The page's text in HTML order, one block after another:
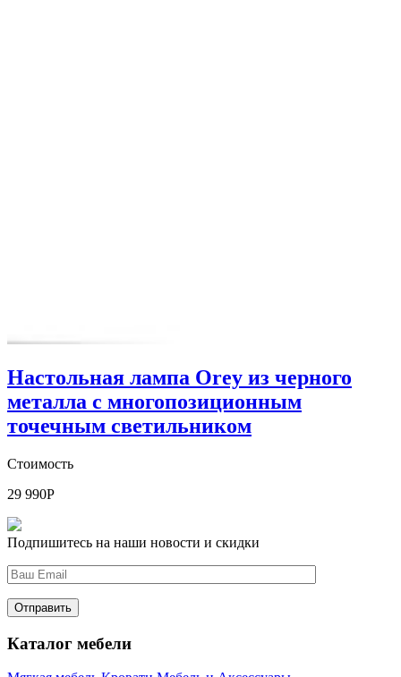
Настольная лампа Orey из черного
металла с многопозиционным
точечным светильником
Стоимость
29 990Р
Подпишитесь на наши новости и скидки
Каталог мебели